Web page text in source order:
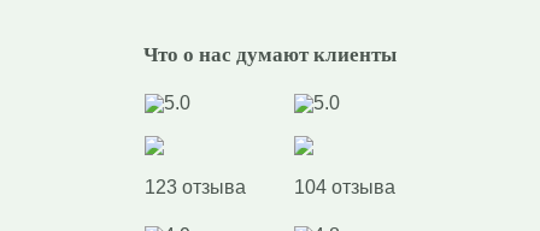
Что о нас думают клиенты
5.0
123 отзыва
5.0
104 отзыва